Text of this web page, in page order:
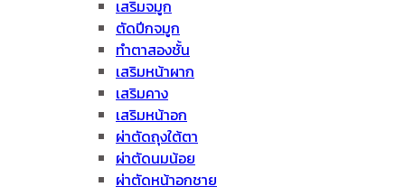
เสริมจมูก
ตัดปีกจมูก
ทำตาสองชั้น
เสริมหน้าผาก
เสริมคาง
เสริมหน้าอก
ผ่าตัดถุงใต้ตา
ผ่าตัดนมน้อย
ผ่าตัดหน้าอกชาย